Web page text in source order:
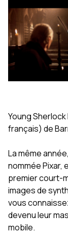
Young
français) de
La même
nommée Pixar,
premier court-
images de
vous
devenu leur
mobile.